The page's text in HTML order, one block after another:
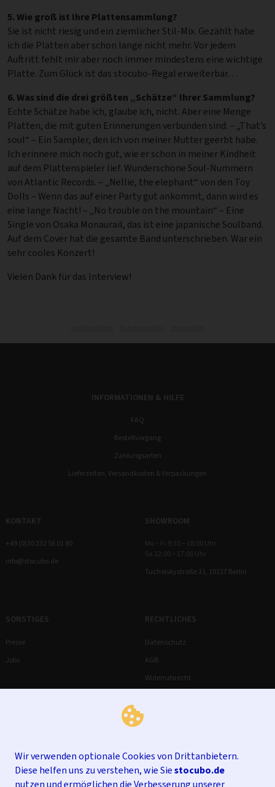
Wir verwenden optionale Cookies von Drittanbietern.
Diese helfen uns zu verstehen, wie Siestocubo.de
nutzen und ermöglichen die Verbesserung unserer
5. Wie groß ist Ihre Plattensammlung?
Sie ist nicht riesig und ein ziemlicher Stil-Mix. Gezählt habe
ich die Platten aber schon lange nicht mehr. Vor jedem
Auftritt fehlt mir aber noch immer mindestens eine wichtige
Platte. Zum Glück ist das stocubo-Regal erweiterbar…
6. Was sind die drei größten „Schätze“ Ihrer Sammlung?
Echte Schätze habe ich, glaube ich, nicht. Aber eine Menge
Platten, die mit guten Erinnerungen verbunden sind: – „That’s
soul“ – Ein Sampler, den ich von meiner Mutter geerbt habe.
Ich erinnere mich noch gut, wie er schon in meiner Kindheit
auf dem Plattenspieler lief. Wunderschöne Soul-Nummern
von Atlantic Records. – „Nellie, the elephant“ von den Toy
Dolls – Wenn das auf einer Party gut ankommt, dann wird es
eine lange Nacht! – „No trouble on the mountain“ – Eine
Single von Osaka Monaurail, das ist eine japanische Soulband.
Auf dem Cover hat die gesamte Band unterschrieben. War ein
sehr cooles Konzert!
Vielen Dank für das Interview!
INFORMATIONEN & HILFE
FAQ
Bestellvorgang
Zahlungsarten
Lieferzeiten, Versandkosten & Verpackungen
KONTAKT
+49 (0)30 232 56 01 80
info@stocubo.de
SHOWROOM
Mo – Fr 9:30 – 18:00 Uhr
Sa 12:00 – 17:00 Uhr
Tucholskystraße 31, 10117 Berlin
SONSTIGES
Presse
Jobs
RECHTLICHES
Datenschutz
AGB
Widerrufsrecht